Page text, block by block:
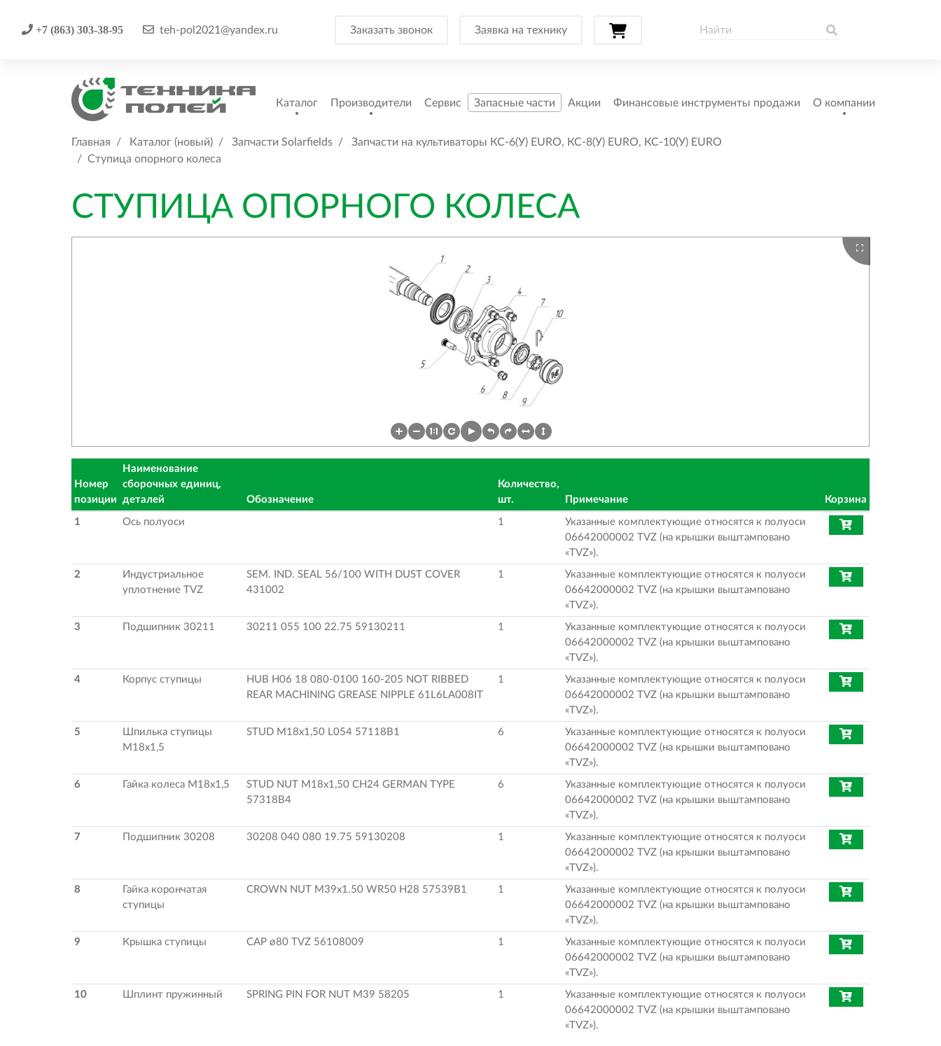
+7 (863) 303-38-95 teh-pol2021@yandex.ru Заказать звонок Заявка на технику
Каталог Производители Сервис Запасные части Акции Финансовые инструменты продажи О компании
Главная Каталог (новый) Запчасти Solarfields
Запчасти на культиваторы КС-6(У) EURO, КС-8(У) EURO, КС-10(У) EURO
Ступица опорного колеса
СТУПИЦА ОПОРНОГО КОЛЕСА
Номер
позиции
Наименование
сборочных единиц,
деталей
Обозначение
Количество,
шт.
Примечание Корзина
1 Ось полуоси 1
Указанные комплектующие относятся к полуоси
06642000002 TVZ (на крышки выштамповано
«TVZ»).
2
Индустриальное
уплотнение TVZ
SEM. IND. SEAL 56/100 WITH DUST COVER
431002
1
Указанные комплектующие относятся к полуоси
06642000002 TVZ (на крышки выштамповано
«TVZ»).
3 Подшипник 30211 30211 055 100 22.75 59130211 1
Указанные комплектующие относятся к полуоси
06642000002 TVZ (на крышки выштамповано
«TVZ»).
4 Корпус ступицы
HUB H06 18 080-0100 160-205 NOT RIBBED
REAR MACHINING GREASE NIPPLE 61L6LA008IT
1
Указанные комплектующие относятся к полуоси
06642000002 TVZ (на крышки выштамповано
«TVZ»).
5
Шпилька ступицы
М18х1,5
STUD M18x1,50 L054 57118B1 6
Указанные комплектующие относятся к полуоси
06642000002 TVZ (на крышки выштамповано
«TVZ»).
6 Гайка колеса М18х1,5
STUD NUT M18x1,50 CH24 GERMAN TYPE
57318B4
6
Указанные комплектующие относятся к полуоси
06642000002 TVZ (на крышки выштамповано
«TVZ»).
7 Подшипник 30208 30208 040 080 19.75 59130208 1
Указанные комплектующие относятся к полуоси
06642000002 TVZ (на крышки выштамповано
«TVZ»).
8
Гайка корончатая
ступицы
CROWN NUT M39x1.50 WR50 H28 57539B1 1
Указанные комплектующие относятся к полуоси
06642000002 TVZ (на крышки выштамповано
«TVZ»).
9 Крышка ступицы CAP ø80 TVZ 56108009 1
Указанные комплектующие относятся к полуоси
06642000002 TVZ (на крышки выштамповано
«TVZ»).
10 Шплинт пружинный SPRING PIN FOR NUT M39 58205 1
Указанные комплектующие относятся к полуоси
06642000002 TVZ (на крышки выштамповано
«TVZ»).